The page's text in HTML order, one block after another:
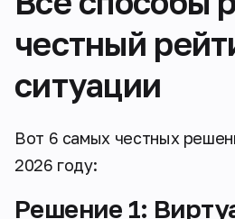
честный
ситуации
Вот 6 самых честных
2026 году:
Решение 1: